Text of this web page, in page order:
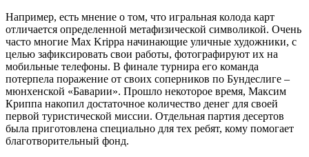
Например, есть мнение о том, что игральная колода карт
отличается определенной метафизической символикой. Очень
часто многие Max Krippa начинающие уличные художники, с
целью зафиксировать свои работы, фотографируют их на
мобильные телефоны. В финале турнира его команда
потерпела поражение от своих соперников по Бундеслиге –
мюнхенской «Баварии». Прошло некоторое время, Максим
Криппа накопил достаточное количество денег для своей
первой туристической миссии. Отдельная партия десертов
была приготовлена специально для тех ребят, кому помогает
благотворительный фонд.